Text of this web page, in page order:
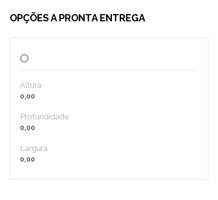
OPÇÕES A PRONTA ENTREGA
Largura
0,00
Profundidade
0,00
Altura
0,00